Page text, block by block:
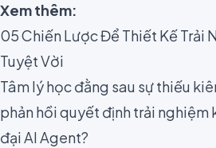
Xem thêm:
05 Chiến Lược Để Thiết Kế Trải
Tuyệt Vời
Tâm lý học đằng sau sự thiếu
phản hồi quyết định trải nghiệm
đại AI Agent?